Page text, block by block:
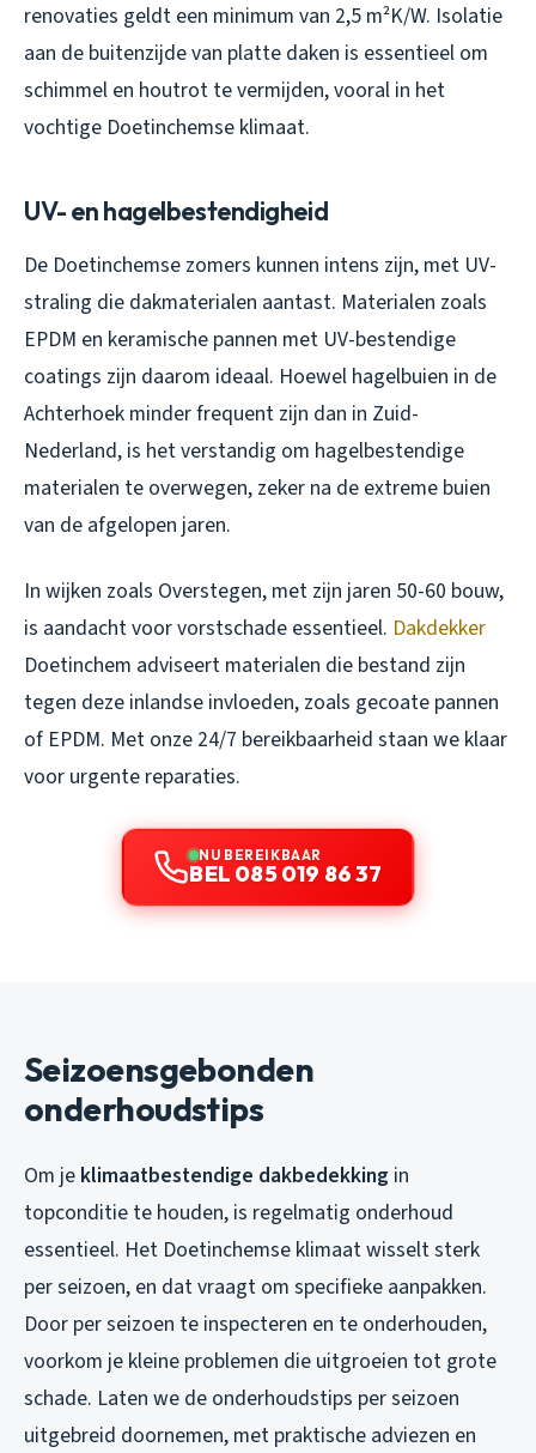
renovaties geldt een minimum van 2,5 m²K/W. Isolatie
aan de buitenzijde van platte daken is essentieel om
schimmel en houtrot te vermijden, vooral in het
vochtige Doetinchemse klimaat.
UV- en hagelbestendigheid
De Doetinchemse zomers kunnen intens zijn, met UV-
straling die dakmaterialen aantast. Materialen zoals
EPDM en keramische pannen met UV-bestendige
coatings zijn daarom ideaal. Hoewel hagelbuien in de
Achterhoek minder frequent zijn dan in Zuid-
Nederland, is het verstandig om hagelbestendige
materialen te overwegen, zeker na de extreme buien
van de afgelopen jaren.
In wijken zoals Overstegen, met zijn jaren 50-60 bouw,
is aandacht voor vorstschade essentieel. Dakdekker
Doetinchem adviseert materialen die bestand zijn
tegen deze inlandse invloeden, zoals gecoate pannen
of EPDM. Met onze 24/7 bereikbaarheid staan we klaar
voor urgente reparaties.
NU BEREIKBAAR
BEL 085 019 86 37
Seizoensgebonden
onderhoudstips
Om je klimaatbestendige dakbedekking in
topconditie te houden, is regelmatig onderhoud
essentieel. Het Doetinchemse klimaat wisselt sterk
per seizoen, en dat vraagt om specifieke aanpakken.
Door per seizoen te inspecteren en te onderhouden,
voorkom je kleine problemen die uitgroeien tot grote
schade. Laten we de onderhoudstips per seizoen
uitgebreid doornemen, met praktische adviezen en